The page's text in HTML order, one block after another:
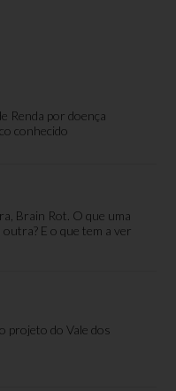
Renda por doença
conhecido
Brain Rot. O que uma
E o que tem a ver
projeto do Vale dos